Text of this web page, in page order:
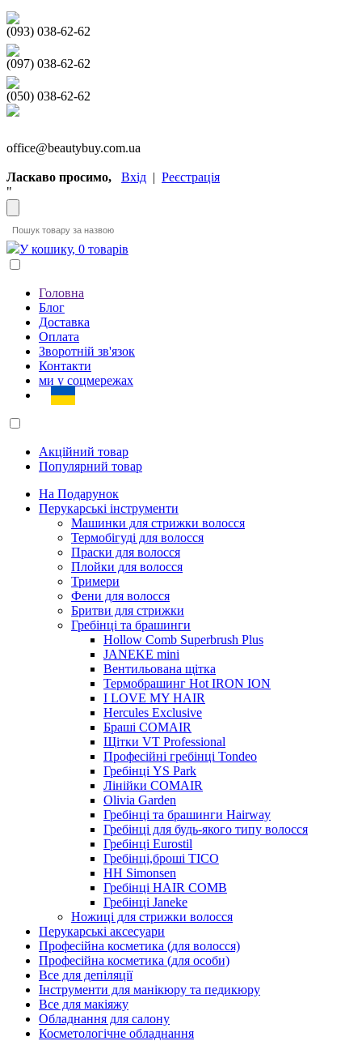
(093) 038-62-62
(097) 038-62-62
(050) 038-62-62
office@beautybuy.com.ua
Ласкаво просимо, Вхід | Реєстрація
"
У кошику, 0 товарів
Головна
Блог
Доставка
Оплата
Зворотній зв'язок
Контакти
ми у соцмережах
Акційний товар
Популярний товар
На Подарунок
Перукарські інструменти
Машинки для стрижки волосся
Термобігуді для волосся
Праски для волосся
Плойки для волосся
Тримери
Фени для волосся
Бритви для стрижки
Гребінці та брашинги
Hollow Comb Superbrush Plus
JANEKE mini
Вентильована щітка
Термобрашинг Hot IRON ION
I LOVE MY HAIR
Hercules Exclusive
Браші COMAIR
Щітки VT Professional
Професійні гребінці Tondeo
Гребінці YS Park
Лінійки COMAIR
Olivia Garden
Гребінці та брашинги Hairway
Гребінці для будь-якого типу волосся
Гребінці Eurostil
Гребінці,броші TICO
HH Simonsen
Гребінці HAIR COMB
Гребінці Janeke
Ножиці для стрижки волосся
Перукарські аксесуари
Професійна косметика (для волосся)
Професійна косметика (для особи)
Все для депіляції
Інструменти для манікюру та педикюру
Все для макіяжу
Обладнання для салону
Косметологічне обладнання